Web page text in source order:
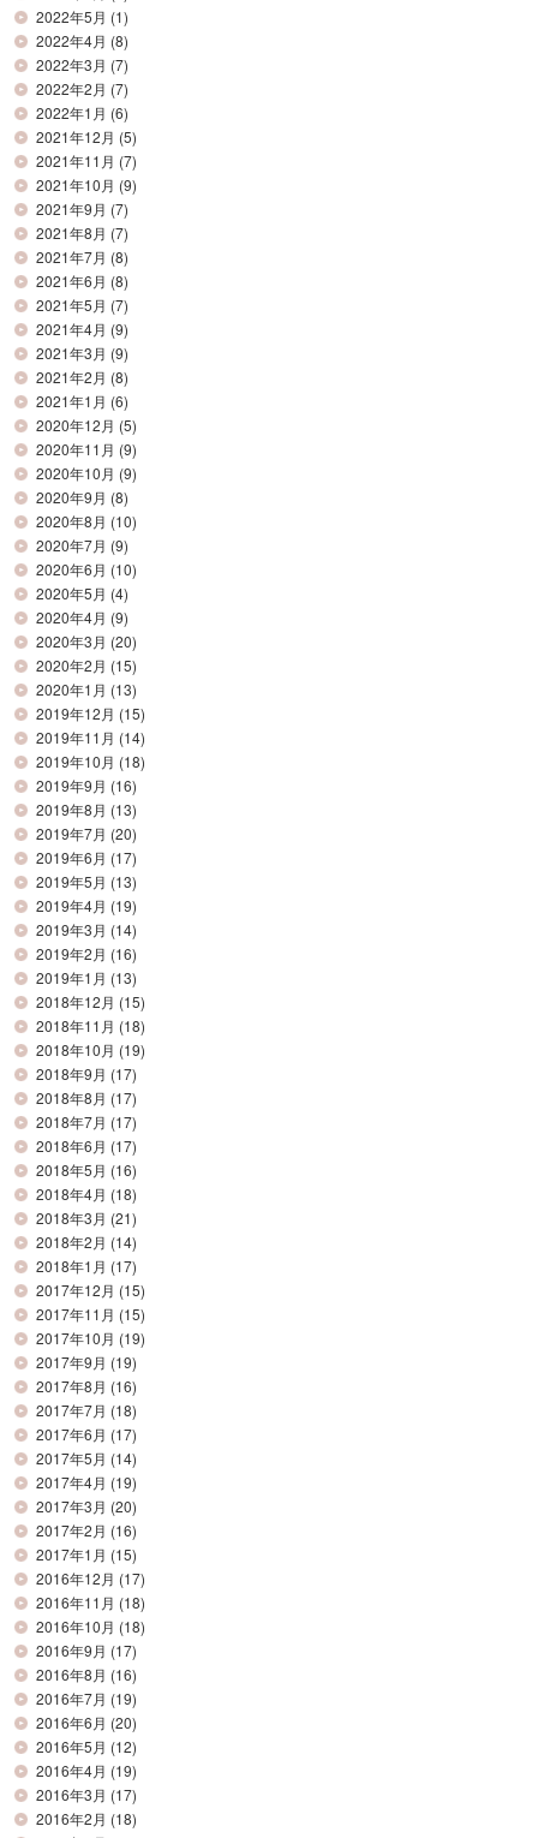
2022年5月 (1)
2022年4月 (8)
2022年3月 (7)
2022年2月 (7)
2022年1月 (6)
2021年12月 (5)
2021年11月 (7)
2021年10月 (9)
2021年9月 (7)
2021年8月 (7)
2021年7月 (8)
2021年6月 (8)
2021年5月 (7)
2021年4月 (9)
2021年3月 (9)
2021年2月 (8)
2021年1月 (6)
2020年12月 (5)
2020年11月 (9)
2020年10月 (9)
2020年9月 (8)
2020年8月 (10)
2020年7月 (9)
2020年6月 (10)
2020年5月 (4)
2020年4月 (9)
2020年3月 (20)
2020年2月 (15)
2020年1月 (13)
2019年12月 (15)
2019年11月 (14)
2019年10月 (18)
2019年9月 (16)
2019年8月 (13)
2019年7月 (20)
2019年6月 (17)
2019年5月 (13)
2019年4月 (19)
2019年3月 (14)
2019年2月 (16)
2019年1月 (13)
2018年12月 (15)
2018年11月 (18)
2018年10月 (19)
2018年9月 (17)
2018年8月 (17)
2018年7月 (17)
2018年6月 (17)
2018年5月 (16)
2018年4月 (18)
2018年3月 (21)
2018年2月 (14)
2018年1月 (17)
2017年12月 (15)
2017年11月 (15)
2017年10月 (19)
2017年9月 (19)
2017年8月 (16)
2017年7月 (18)
2017年6月 (17)
2017年5月 (14)
2017年4月 (19)
2017年3月 (20)
2017年2月 (16)
2017年1月 (15)
2016年12月 (17)
2016年11月 (18)
2016年10月 (18)
2016年9月 (17)
2016年8月 (16)
2016年7月 (19)
2016年6月 (20)
2016年5月 (12)
2016年4月 (19)
2016年3月 (17)
2016年2月 (18)